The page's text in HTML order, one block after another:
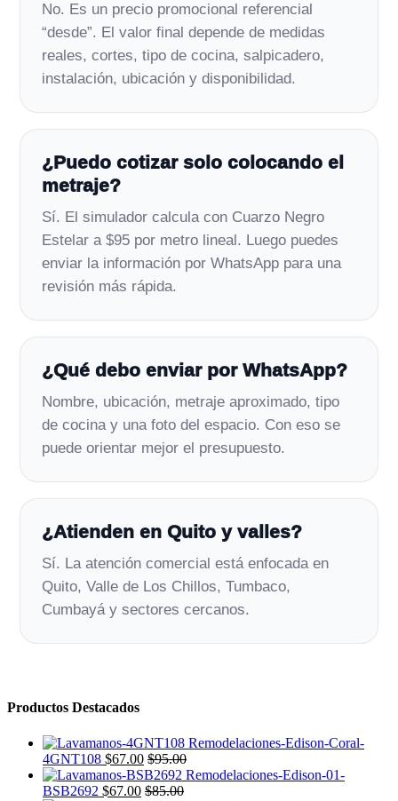
No. Es un precio promocional referencial
“desde”. El valor final depende de medidas
reales, cortes, tipo de cocina, salpicadero,
instalación, ubicación y disponibilidad.
¿Puedo cotizar solo colocando el
metraje?
Sí. El simulador calcula con Cuarzo Negro
Estelar a $95 por metro lineal. Luego puedes
enviar la información por WhatsApp para una
revisión más rápida.
¿Qué debo enviar por WhatsApp?
Nombre, ubicación, metraje aproximado, tipo
de cocina y una foto del espacio. Con eso se
puede orientar mejor el presupuesto.
¿Atienden en Quito y valles?
Sí. La atención comercial está enfocada en
Quito, Valle de Los Chillos, Tumbaco,
Cumbayá y sectores cercanos.
Productos Destacados
4GNT108 $67.00 $95.00
BSB2692 $67.00 $85.00